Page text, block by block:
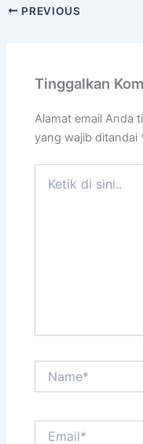
PREVIOUS
Tinggalkan
Alamat email Anda
yang wajib ditandai